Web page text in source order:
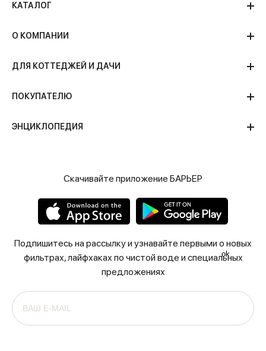
КАТАЛОГ
О КОМПАНИИ
ДЛЯ КОТТЕДЖЕЙ И ДАЧИ
ПОКУПАТЕЛЮ
ЭНЦИКЛОПЕДИЯ
Скачивайте приложение БАРЬЕР
Подпишитесь на рассылку и узнавайте первыми о новых
фильтрах, лайфхаках по чистой воде и специальных
предложениях
ok